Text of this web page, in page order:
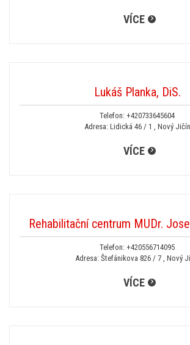
VÍCE
Lukáš Planka, DiS.
Telefon: +420733645604
Adresa: Lidická 46 / 1 , Nový Jičín
VÍCE
Rehabilitační centrum MUDr.
Telefon: +420556714095
Adresa: Štefánikova 826 / 7 , Nový
VÍCE